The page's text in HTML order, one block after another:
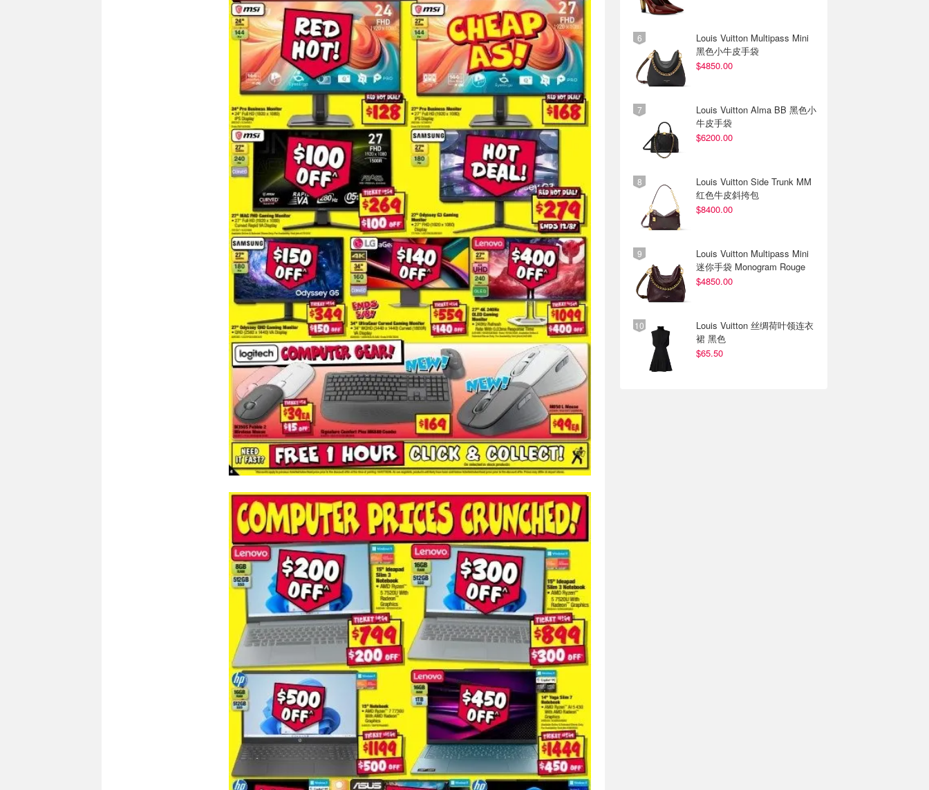
Louis Vuitton Multipass Mini
黑色小牛皮手袋
$4850.00
Louis Vuitton Alma BB 黑色小
牛皮手袋
$6200.00
Louis Vuitton Side Trunk MM
红色牛皮斜挎包
$8400.00
Louis Vuitton Multipass Mini
迷你手袋 Monogram Rouge
$4850.00
Louis Vuitton 丝绸荷叶领连衣
裙 黑色
$65.50